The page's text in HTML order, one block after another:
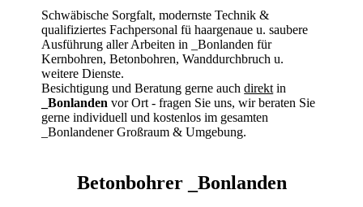
Schwäbische Sorgfalt, modernste Technik &
qualifiziertes Fachpersonalfü haargenaue u. saubere
Ausführung aller Arbeitenin _Bonlanden für
Kernbohren, Betonbohren, Wanddurchbruch u.
weitere Dienste.
Besichtigung und Beratung gerne auchdirekt in
_Bonlanden vor Ort - fragen Sie uns, wir beraten Sie
gerne individuell und kostenlos im gesamten
_Bonlandener Großraum & Umgebung.
Betonbohrer _Bonlanden